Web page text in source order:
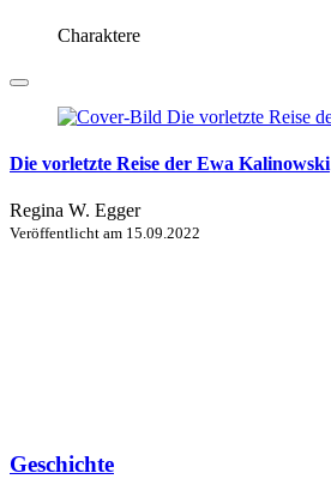
Charaktere
Die vorletzte Reise der Ewa Kalinowski
Regina W. Egger
Veröffentlicht am 15.09.2022
Geschichte